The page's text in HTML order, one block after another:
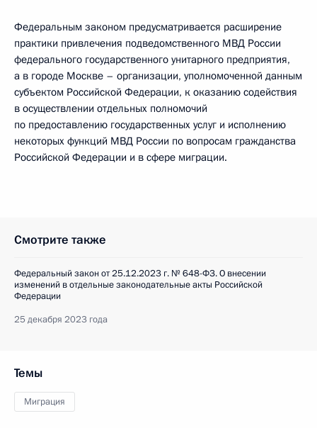
Федеральным законом предусматривается расширение
практики привлечения подведомственного МВД России
федерального государственного унитарного предприятия,
а в городе Москве – организации, уполномоченной данным
субъектом Российской Федерации, к оказанию содействия
в осуществлении отдельных полномочий
по предоставлению государственных услуг и исполнению
некоторых функций МВД России по вопросам гражданства
Российской Федерации и в сфере миграции.
Смотрите также
Федеральный закон от 25.12.2023 г. № 648-ФЗ. О внесении
изменений в отдельные законодательные акты Российской
Федерации
25 декабря 2023 года
Темы
Миграция